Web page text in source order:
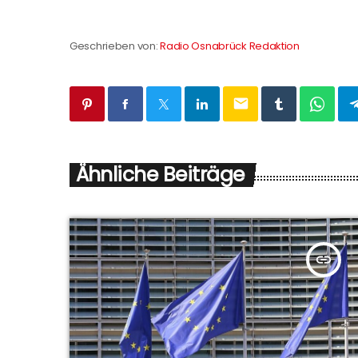
Geschrieben von:Radio Osnabrück Redaktion
email
Ähnliche Beiträge
insert_link